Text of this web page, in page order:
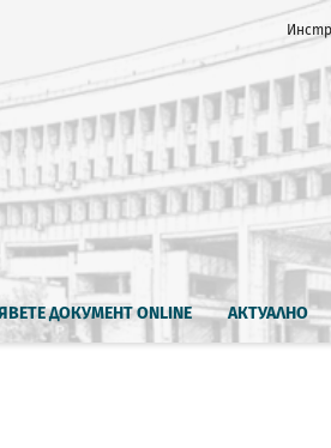
ДОКУМЕНТ ONLINE АКТУАЛНО